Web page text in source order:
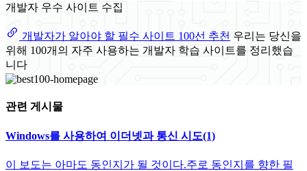
개발자 우수 사이트 수집
개발자가 알아야 할 필수 사이트 100선 추천 우리는 당신을
위해 100개의 자주 사용하는 개발자 학습 사이트를 정리했습
니다
관련 게시물
Windows를 사용하여 이더넷과 통신 시도(1)
이 보도는 아마도 동인지가 될 것이다.주로 동인지를 향한 필